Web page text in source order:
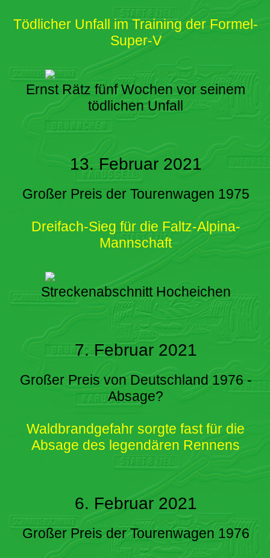
Tödlicher Unfall im Training der Formel-
Super-V
Ernst Rätz fünf Wochen vor seinem
tödlichen Unfall
13. Februar 2021
Großer Preis der Tourenwagen 1975
Dreifach-Sieg für die Faltz-Alpina-
Mannschaft
Streckenabschnitt Hocheichen
7. Februar 2021
Großer Preis von Deutschland 1976 -
Absage?
Waldbrandgefahr sorgte fast für die
Absage des legendären Rennens
6. Februar 2021
Großer Preis der Tourenwagen 1976